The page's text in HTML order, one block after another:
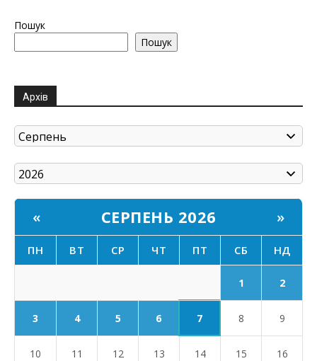
Пошук
Пошук
Архів
« СЕРПЕНЬ 2026 »
ПН ВТ СР ЧТ ПТ СБ НД
1 2
3 4 5 6 7 8 9
10 11 12 13 14 15 16